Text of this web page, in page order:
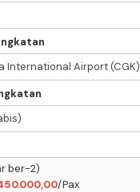
International Airport (CGK)
ber-2)
/Pax